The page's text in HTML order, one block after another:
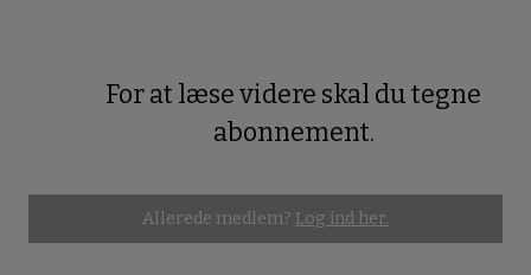
For at læse videre skal du tegne
abonnement.
Allerede medlem? Log ind her.